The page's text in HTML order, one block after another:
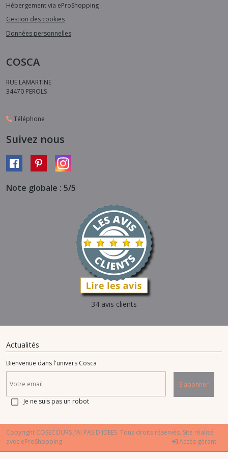
Hébergement via eProShopping
Gestion des cookies
Données personnelles
COSCA
RUE LAMARTINE
34470 PEROLS
Téléphone
Suivez nous
Note globale : 5/5
34 avis clients
Actualités
Bienvenue dans l'univers Cosca
S'abonner
Je ne suis pas un robot
Copyright COSECOURS J'AI PAS D'IDEES. Tous droits réservés. Site réalisé
avec eProShopping Accès gérant